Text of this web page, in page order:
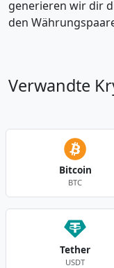
generieren wir dir
den
Verwandte
Bitcoin
BTC
Tether
USDT